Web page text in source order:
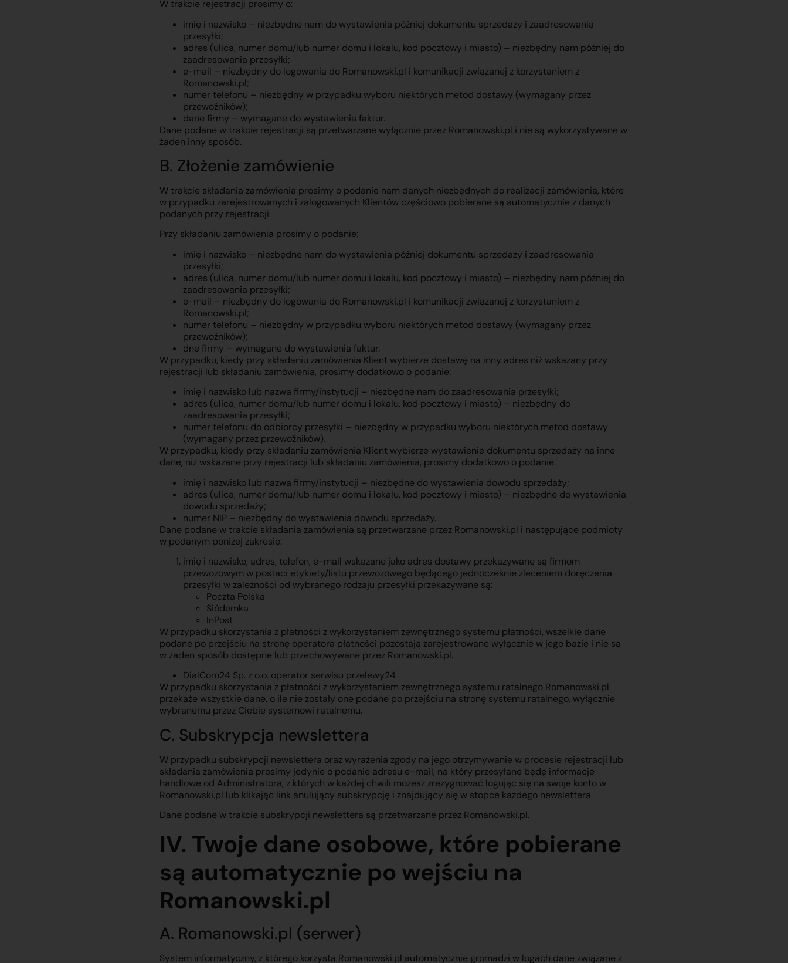
W trakcie rejestracji prosimy o:
imię i nazwisko – niezbędne nam do wystawienia później dokumentu sprzedaży i zaadresowania
przesyłki;
adres (ulica, numer domu/lub numer domu i lokalu, kod pocztowy i miasto) – niezbędny nam później do
zaadresowania przesyłki;
e-mail – niezbędny do logowania do Romanowski.pl i komunikacji związanej z korzystaniem z
Romanowski.pl;
numer telefonu – niezbędny w przypadku wyboru niektórych metod dostawy (wymagany przez
przewoźników);
dane firmy – wymagane do wystawienia faktur.
Dane podane w trakcie rejestracji są przetwarzane wyłącznie przez Romanowski.pl i nie są wykorzystywane w
żaden inny sposób.
B. Złożenie zamówienie
W trakcie składania zamówienia prosimy o podanie nam danych niezbędnych do realizacji zamówienia, które
w przypadku zarejestrowanych i zalogowanych Klientów częściowo pobierane są automatycznie z danych
podanych przy rejestracji.
Przy składaniu zamówienia prosimy o podanie:
imię i nazwisko – niezbędne nam do wystawienia później dokumentu sprzedaży i zaadresowania
przesyłki;
adres (ulica, numer domu/lub numer domu i lokalu, kod pocztowy i miasto) – niezbędny nam później do
zaadresowania przesyłki;
e-mail – niezbędny do logowania do Romanowski.pl i komunikacji związanej z korzystaniem z
Romanowski.pl;
numer telefonu – niezbędny w przypadku wyboru niektórych metod dostawy (wymagany przez
przewoźników);
dne firmy – wymagane do wystawienia faktur.
W przypadku, kiedy przy składaniu zamówienia Klient wybierze dostawę na inny adres niż wskazany przy
rejestracji lub składaniu zamówienia, prosimy dodatkowo o podanie:
imię i nazwisko lub nazwa firmy/instytucji – niezbędne nam do zaadresowania przesyłki;
adres (ulica, numer domu/lub numer domu i lokalu, kod pocztowy i miasto) – niezbędny do
zaadresowania przesyłki;
numer telefonu do odbiorcy przesyłki – niezbędny w przypadku wyboru niektórych metod dostawy
(wymagany przez przewoźników).
W przypadku, kiedy przy składaniu zamówienia Klient wybierze wystawienie dokumentu sprzedaży na inne
dane, niż wskazane przy rejestracji lub składaniu zamówienia, prosimy dodatkowo o podanie:
imię i nazwisko lub nazwa firmy/instytucji – niezbędne do wystawienia dowodu sprzedaży;
adres (ulica, numer domu/lub numer domu i lokalu, kod pocztowy i miasto) – niezbędne do wystawienia
dowodu sprzedaży;
numer NIP – niezbędny do wystawienia dowodu sprzedaży.
Dane podane w trakcie składania zamówienia są przetwarzane przez Romanowski.pl i następujące podmioty
w podanym poniżej zakresie:
imię i nazwisko, adres, telefon, e-mail wskazane jako adres dostawy przekazywane są firmom
przewozowym w postaci etykiety/listu przewozowego będącego jednocześnie zleceniem doręczenia
przesyłki w zależności od wybranego rodzaju przesyłki przekazywane są:
Poczta Polska
Siódemka
InPost
W przypadku skorzystania z płatności z wykorzystaniem zewnętrznego systemu płatności, wszelkie dane
podane po przejściu na stronę operatora płatności pozostają zarejestrowane wyłącznie w jego bazie i nie są
w żaden sposób dostępne lub przechowywane przez Romanowski.pl.
DialCom24 Sp. z o.o. operator serwisu przelewy24
W przypadku skorzystania z płatności z wykorzystaniem zewnętrznego systemu ratalnego Romanowski.pl
przekaże wszystkie dane, o ile nie zostały one podane po przejściu na stronę systemu ratalnego, wyłącznie
wybranemu przez Ciebie systemowi ratalnemu.
C. Subskrypcja newslettera
W przypadku subskrypcji newslettera oraz wyrażenia zgody na jego otrzymywanie w procesie rejestracji lub
składania zamówienia prosimy jedynie o podanie adresu e-mail, na który przesyłane będę informacje
handlowe od Administratora, z których w każdej chwili możesz zrezygnować logując się na swoje konto w
Romanowski.pl lub klikając link anulujący subskrypcję i znajdujący się w stopce każdego newslettera.
Dane podane w trakcie subskrypcji newslettera są przetwarzane przez Romanowski.pl.
IV. Twoje dane osobowe, które pobierane
są automatycznie po wejściu na
Romanowski.pl
A. Romanowski.pl (serwer)
System informatyczny, z którego korzysta Romanowski.pl automatycznie gromadzi w logach dane związane z